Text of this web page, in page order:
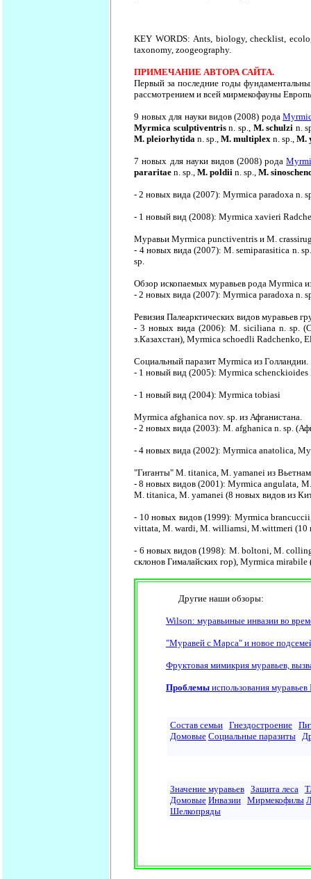
KEY WORDS: Ants, biology, checklist,
taxonomy, zoogeography.
ПРИМЕЧАНИЕ АВТОРА САЙТА.
Первый за последние годы
рассмотрением и всей мирмекофауны
9 новых для науки видов (2008) рода
Myrmica sculptiventrisn. sp., M. schulzi n.
M. pleiorhytida n. sp.,M. multiplex n. sp.,M.
7 новых для науки видов (2008) рода
pararitae n. sp.,M. poldii n. sp.,M.
- 2 новых вида (2007): Myrmica paradoxa n.
- 1 новый вид (2008): Myrmica xavieri
Муравьи Myrmica punctiventris и M.
- 4 новых вида (2007): M. semiparasitica n.
sp.
Обзор ископаемых муравьев рода Myrmica
- 2 новых вида (2007): Myrmica paradoxa n.
Ревизия Палеарктических видов муравьев
- 3 новых вида (2006): M. siciliana n. sp.
з.Казахстан), Myrmica schoedli Radchenko,
Социальный паразит Myrmica из Голландии.
- 1 новый вид (2005): Myrmica
- 1 новый вид (2004): Myrmica tobiasi
Myrmica afghanica nov. sp. из Афганистана.
- 2 новых вида (2003): M. afghanica n. sp.
- 4 новых вида (2002): Myrmica anatolica,
"Гиганты" M. titanica, M. yamanei из
- 8 новых видов (2001): Myrmica angulata,
M. titanica, M. yamanei (8 новых видов из
- 10 новых видов (1999): Myrmica
vittata, M. wardi, M. williamsi, M.wittmeri (10
- 6 новых видов (1998): M. boltoni, M.
склонов Гималайских гор), Myrmica mirabile
Другие наши обзоры:
Wilson: муравьиные инвазии во
"Муравей с Марса" и новое
Фруктовая мимикрия муравьев,
Проблемыиспользования
Состав семьи Гнездостроение
Домовые Социальные паразиты
Значение муравьев Защита леса
Домовые Инвазии Мирмекофилы
Шелкопряды